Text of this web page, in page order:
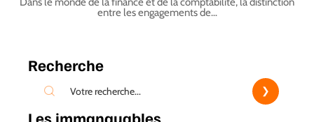
entre les engagements de…
Recherche
Les immanquables